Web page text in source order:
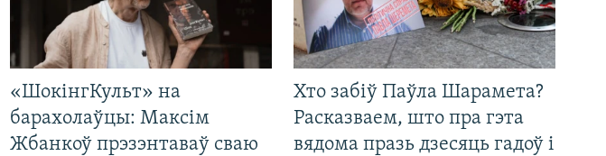
«ШокінгКульт» на
барахолаўцы: Максім
Жбанкоў прэзэнтаваў сваю
Хто забіў Паўла Шарамета?
Расказваем, што пра гэта
вядома празь дзесяць гадоў і